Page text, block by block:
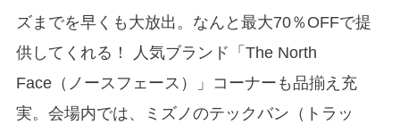
ズまでを早くも大放出。なんと最大70％OFFで提
供してくれる！ 人気ブランド「The North
Face（ノースフェース）」コーナーも品揃え充
実。会場内では、ミズノのテックバン（トラッ